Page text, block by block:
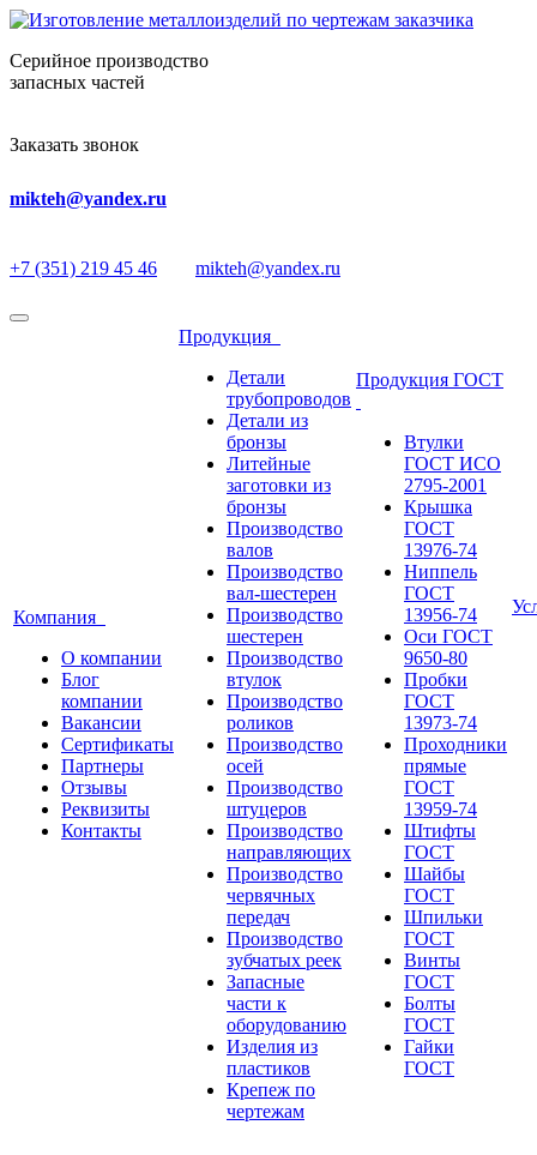
Серийное производство
запасных частей
Заказать звонок
mikteh@yandex.ru
+7 (351) 219 45 46 mikteh@yandex.ru
Компания
О компании
Блог
компании
Вакансии
Сертификаты
Партнеры
Отзывы
Реквизиты
Контакты
Продукция
Детали
трубопроводов
Детали из
бронзы
Литейные
заготовки из
бронзы
Производство
валов
Производство
вал-шестерен
Производство
шестерен
Производство
втулок
Производство
роликов
Производство
осей
Производство
штуцеров
Производство
направляющих
Производство
червячных
передач
Производство
зубчатых реек
Запасные
части к
оборудованию
Изделия из
пластиков
Крепеж по
чертежам
Продукция ГОСТ
Втулки
ГОСТ ИСО
2795-2001
Крышка
ГОСТ
13976-74
Ниппель
ГОСТ
13956-74
Оси ГОСТ
9650-80
Пробки
ГОСТ
13973-74
Проходники
прямые
ГОСТ
13959-74
Штифты
ГОСТ
Шайбы
ГОСТ
Шпильки
ГОСТ
Винты
ГОСТ
Болты
ГОСТ
Гайки
ГОСТ